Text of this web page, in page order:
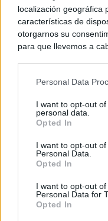
localización geográfica
características de
otorgarnos su
para que llevemos a
negar su
de su consentimiento,
rechazar tal
cualquier momento
visitando nuestra
Personal Data
I want to opt-out
personal data.
Opted In
I want to opt-out
Personal Data.
Opted In
I want to opt-out
Personal Data for
Opted In